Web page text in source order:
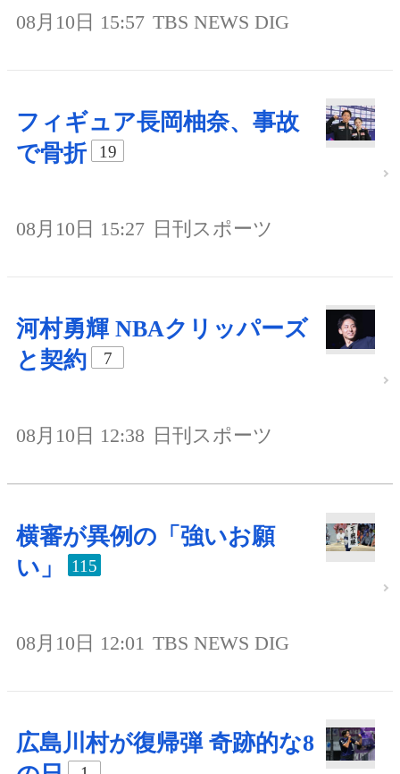
08月10日 15:57 TBS NEWS DIG
フィギュア長岡柚奈、事故
で骨折
19
08月10日 15:27 日刊スポーツ
河村勇輝 NBAクリッパーズ
と契約
7
08月10日 12:38 日刊スポーツ
横審が異例の「強いお願
い」
115
08月10日 12:01 TBS NEWS DIG
広島川村が復帰弾 奇跡的な8